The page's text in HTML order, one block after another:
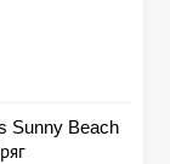
Sunny Beach